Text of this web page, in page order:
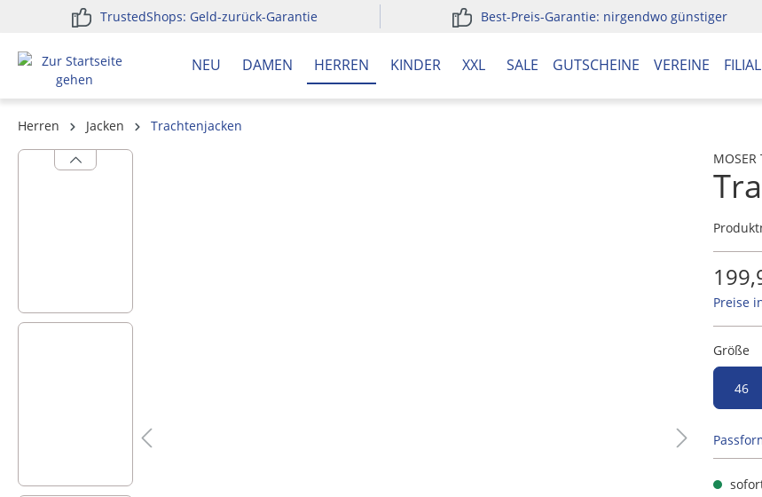
Zur Hauptnavigation springen
TrustedShops: Geld-zurück-Garantie Best-Preis-Garantie: nirgendwo günstiger
NEU DAMEN HERREN KINDER XXL SALE GUTSCHEINE VEREINE
Herren Jacken
Trachtenjacken
Bildergalerie überspringen
Preise
Größe
46